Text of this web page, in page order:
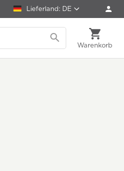
Lieferland: DE
Warenkorb